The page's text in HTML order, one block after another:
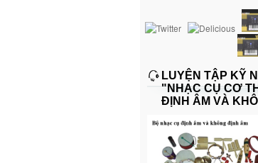
LUYỆN TẬP KỸ
"NHẠC CỤ CƠ
ĐỊNH ÂM VÀ